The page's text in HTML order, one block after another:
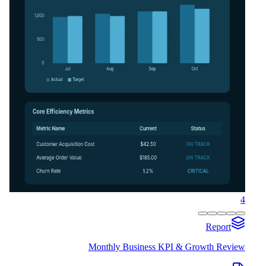
4
Report
Monthly Business KPI & Growth Review